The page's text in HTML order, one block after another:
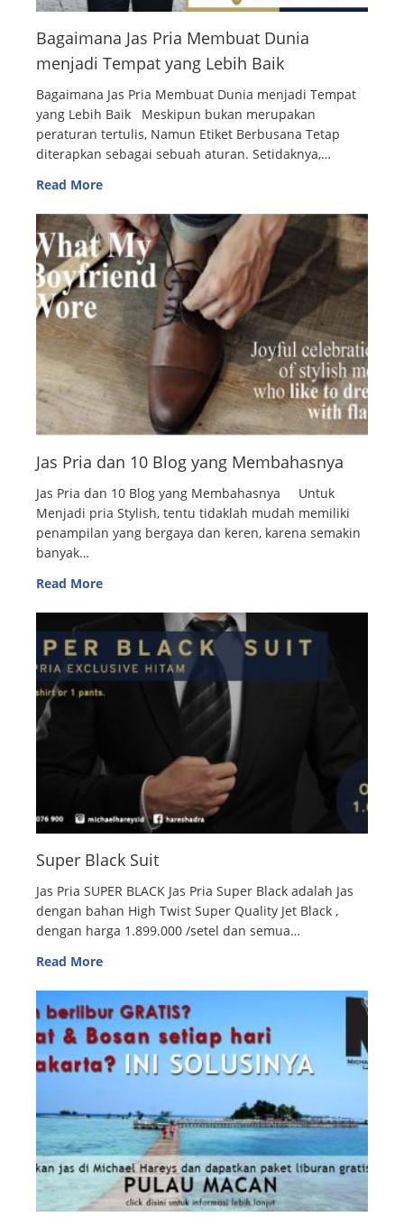
Bagaimana Jas Pria Membuat Dunia
menjadi Tempat yang Lebih Baik
Bagaimana Jas Pria Membuat Dunia menjadi Tempat
yang Lebih Baik Meskipun bukan merupakan
peraturan tertulis, Namun Etiket Berbusana Tetap
diterapkan sebagai sebuah aturan. Setidaknya,…
Read More
Jas Pria dan 10 Blog yang Membahasnya
Jas Pria dan 10 Blog yang Membahasnya Untuk
Menjadi pria Stylish, tentu tidaklah mudah memiliki
penampilan yang bergaya dan keren, karena semakin
banyak…
Read More
Super Black Suit
Jas Pria SUPER BLACK Jas Pria Super Black adalah Jas
dengan bahan High Twist Super Quality Jet Black ,
dengan harga 1.899.000 /setel dan semua…
Read More